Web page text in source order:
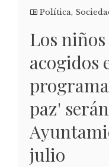
Política,
Los
acogidos
paz'
julio